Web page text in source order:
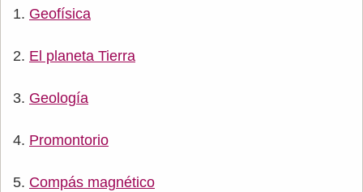
Geofísica
El planeta Tierra
Geología
Promontorio
Compás magnético